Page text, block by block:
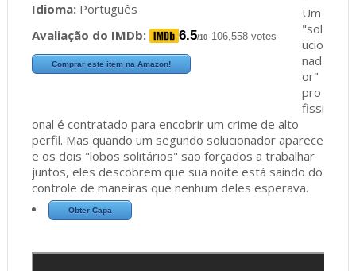
Idioma:Português
Avaliação do IMDb:
6.5/10 106,558 votes
Comprar este item na Amazon!
Um
"sol
ucio
nad
or"
pro
fissi
onal é contratado para encobrir um crime de alto
perfil. Mas quando um segundo solucionador aparece
e os dois "lobos solitários" são forçados a trabalhar
juntos, eles descobrem que sua noite está saindo do
controle de maneiras que nenhum deles esperava.
Obter Capa